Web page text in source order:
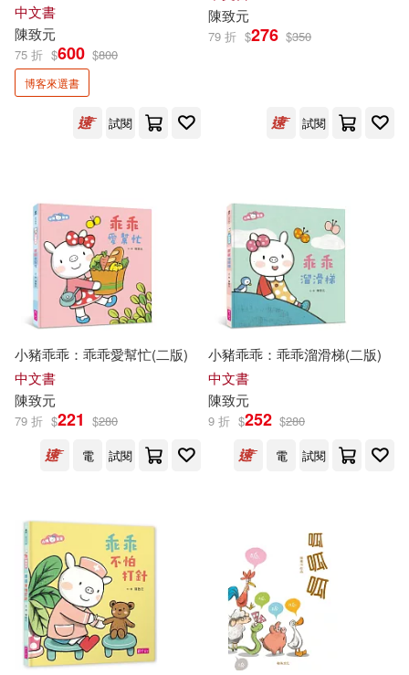
裝大賽舞臺組】
中文書
陳致元
75 折 $600 $800
博客來選書
試閱
陳致元
79 折 $276 $350
試閱
小豬乖乖：乖乖愛幫忙(二版)
中文書
陳致元
79 折 $221 $280
電
試閱
小豬乖乖：乖乖溜滑梯(二版)
中文書
陳致元
9 折 $252 $280
電
試閱